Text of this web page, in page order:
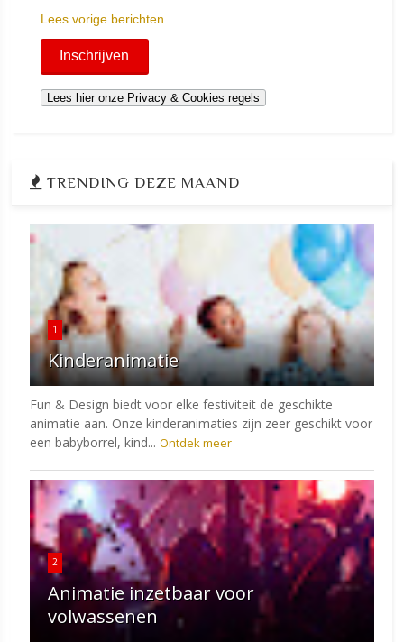
Lees vorige berichten
TRENDING DEZE MAAND
1
Kinderanimatie
Fun & Design biedt voor elke festiviteit de geschikte
animatie aan. Onze kinderanimaties zijn zeer geschikt voor
een babyborrel, kind... Ontdek meer
2
Animatie inzetbaar voor
volwassenen